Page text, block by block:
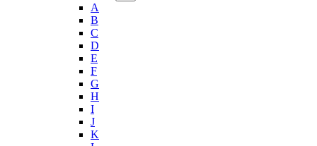
A
B
C
D
E
F
G
H
I
J
K